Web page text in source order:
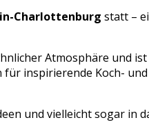
Charlottenburg statt –
Atmosphäre und
inspirierende Koch-
und vielleicht sogar in